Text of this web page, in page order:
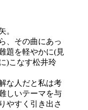
。
、その曲にあっ
題を軽やかに(見
)こなす松井玲
な人だと私は考
しいテーマを与
やすく引き出さ